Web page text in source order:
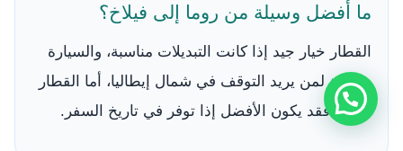
ما أفضل وسيلة من روما إلى فيلاخ؟
القطار خيار جيد إذا كانت التبديلات مناسبة، والسيارة
مناسبة لمن يريد التوقف في شمال إيطاليا، أما القطار
الليلي فقد يكون الأفضل إذا توفر في تاريخ السفر.